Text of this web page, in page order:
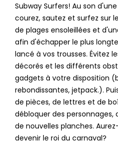
Subway Surfers! Au son
courez, sautez et surfez sur
de plages ensoleillées et
afin d'échapper le plus
lancé à vos trousses. Évitez
décorés et les différents
gadgets à votre disposition
rebondissantes, jetpack.).
de pièces, de lettres et de
débloquer des personnages,
de nouvelles planches.
devenir le roi du carnaval?